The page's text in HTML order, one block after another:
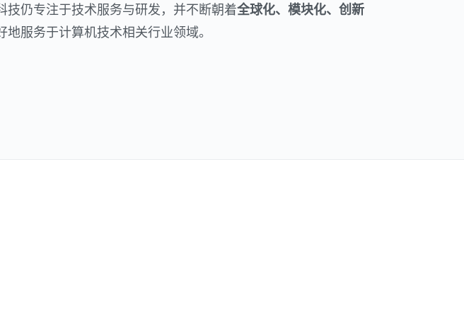
技仍专注于技术服务与研发，并不断朝着全球化、模块化、创新
地服务于计算机技术相关行业领域。